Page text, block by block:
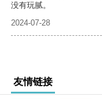
没有玩腻。
2024-07-28
友情链接